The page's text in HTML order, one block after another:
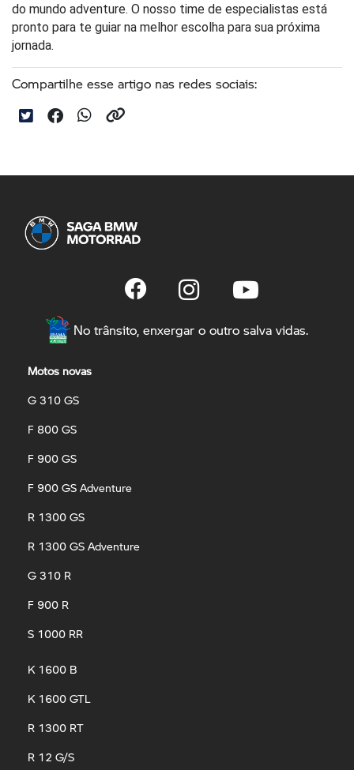
do mundo adventure. O nosso time de especialistas está
pronto para te guiar na melhor escolha para sua próxima
jornada.
Compartilhe esse artigo nas redes sociais:
No trânsito, enxergar o outro salva vidas.
Motos novas
G 310 GS
F 800 GS
F 900 GS
F 900 GS Adventure
R 1300 GS
R 1300 GS Adventure
G 310 R
F 900 R
S 1000 RR
K 1600 B
K 1600 GTL
R 1300 RT
R 12 G/S